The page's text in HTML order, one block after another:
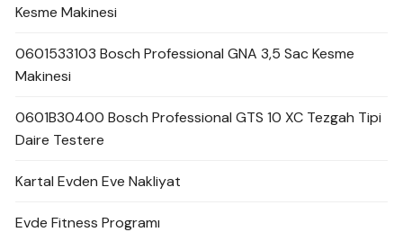
Kesme Makinesi
0601533103 Bosch Professional GNA 3,5 Sac Kesme
Makinesi
0601B30400 Bosch Professional GTS 10 XC Tezgah Tipi
Daire Testere
Kartal Evden Eve Nakliyat
Evde Fitness Programı